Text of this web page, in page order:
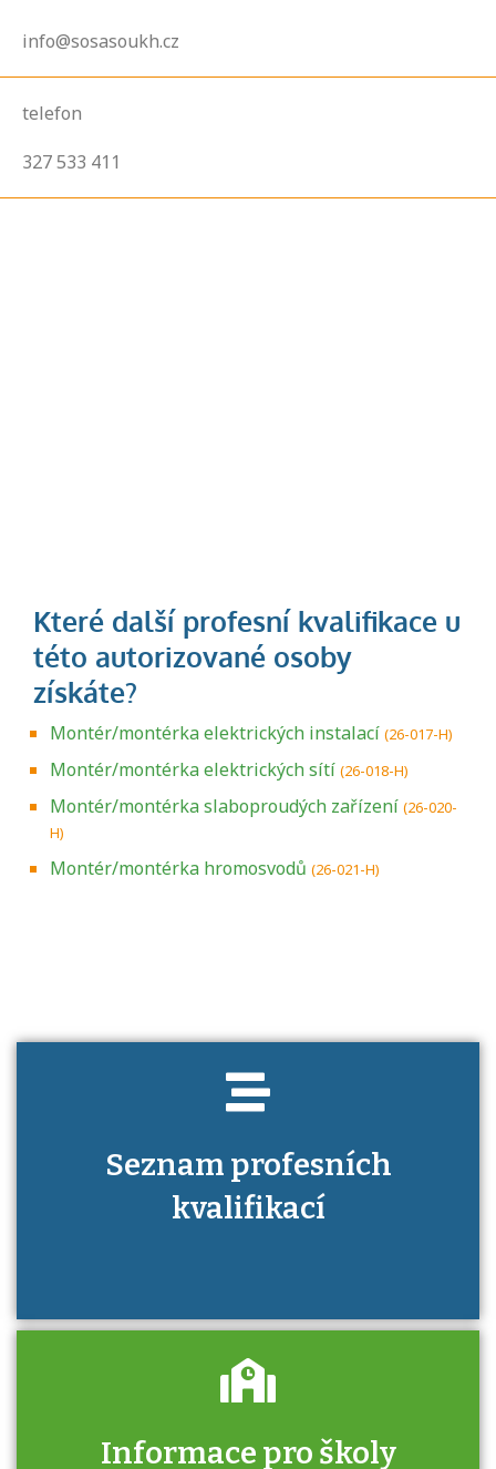
info@sosasoukh.cz
telefon
327 533 411
Montér/montérka elektrických instalací (26-017-H)
Montér/montérka elektrických sítí (26-018-H)
Montér/montérka slaboproudých zařízení (26-020-
H)
Montér/montérka hromosvodů (26-021-H)
Seznam profesních
kvalifikací
Projděte si seznam profesních kvalifikací.
Informace pro školy